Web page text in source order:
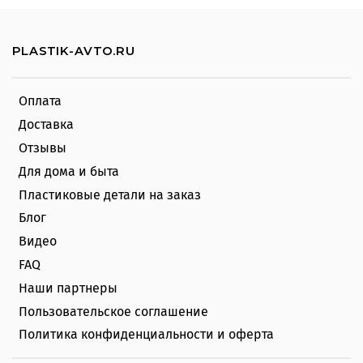
Оплата
Доставка
Отзывы
Для дома и быта
Пластиковые детали на заказ
Блог
Видео
FAQ
Наши партнеры
Пользовательское соглашение
Политика конфиденциальности и оферта
PLASTIK-AVTO.RU